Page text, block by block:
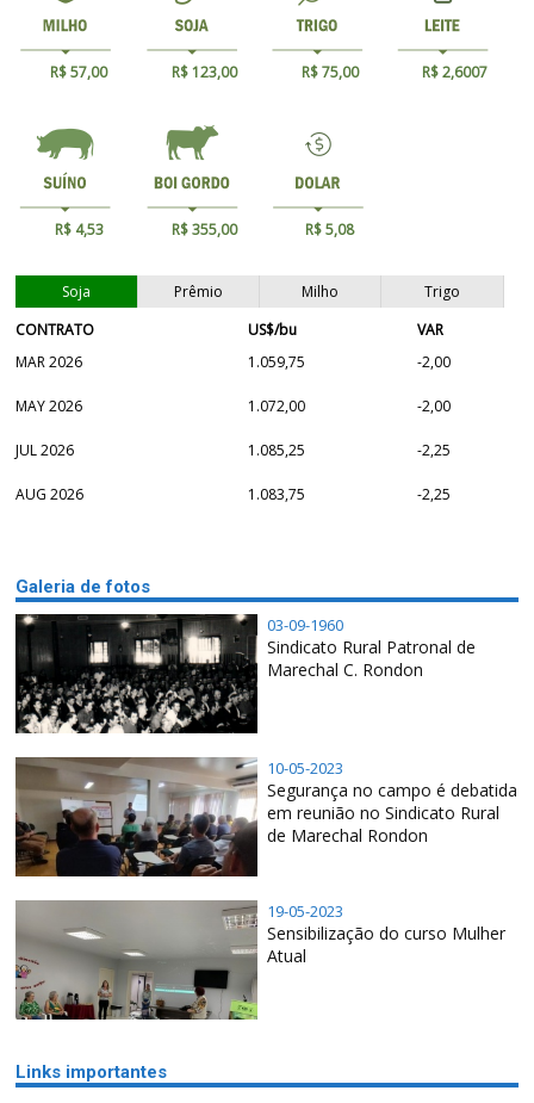
R$ 57,00 R$ 123,00 R$ 75,00 R$ 2,6007
R$ 4,53 R$ 355,00 R$ 5,08
Soja Prêmio Milho
Trigo
CONTRATO
US$/bu
VAR
MAR 2026
1.059,75 -2,00
MAY 2026 1.072,00 -2,00
JUL 2026 1.085,25 -2,25
AUG 2026 1.083,75 -2,25
Galeria de fotos
03-09-1960
Sindicato Rural Patronal de
Marechal C. Rondon
10-05-2023
Segurança no campo é debatida
em reunião no Sindicato Rural
de Marechal Rondon
19-05-2023
Sensibilização do curso Mulher
Atual
Links importantes